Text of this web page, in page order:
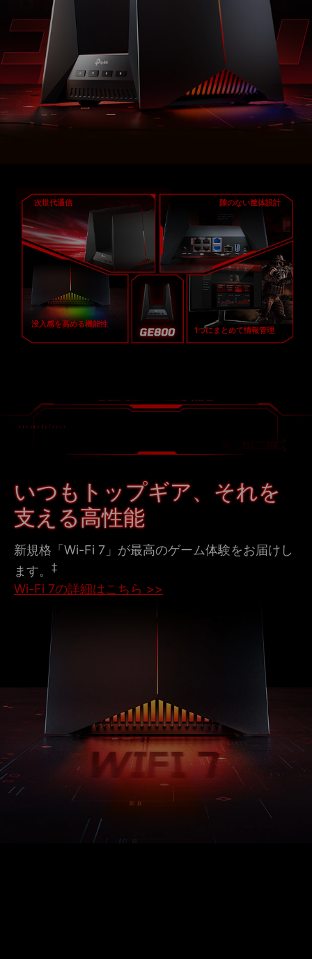
次世代通信 隙のない筐体設計
没入感を高める機能性
1つにまとめて情報管理
いつもトップギア、それを
支える高性能
新規格「Wi-Fi 7」が最高のゲーム体験をお届けし
ます。 ‡
Wi-Fi 7の詳細はこちら >>